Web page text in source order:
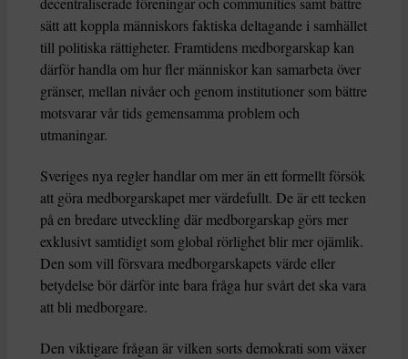
sätt att koppla människors faktiska deltagande i samhället
till politiska rättigheter. Framtidens medborgarskap kan
därför handla om hur fler människor kan samarbeta över
gränser, mellan nivåer och genom institutioner som bättre
motsvarar vår tids gemensamma problem och
utmaningar.
Sveriges nya regler handlar om mer än ett formellt försök
att göra medborgarskapet mer värdefullt. De är ett tecken
på en bredare utveckling där medborgarskap görs mer
exklusivt samtidigt som global rörlighet blir mer ojämlik.
Den som vill försvara medborgarskapets värde eller
betydelse bör därför inte bara fråga hur svårt det ska vara
att bli medborgare.
Den viktigare frågan är vilken sorts demokrati som växer